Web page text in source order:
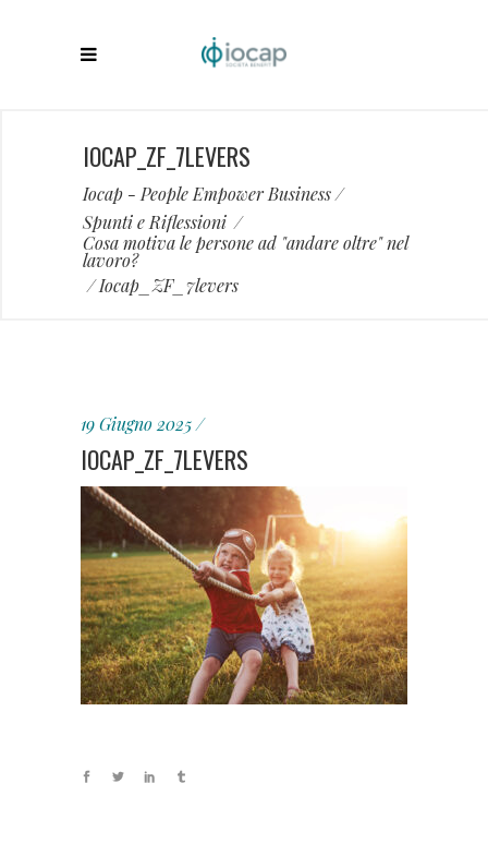
IOCAP_ZF_7LEVERS
Iocap - People Empower Business/
Spunti e Riflessioni /
Cosa motiva le persone ad "andare oltre" nel
lavoro?
/Iocap_ZF_7levers
19 Giugno 2025
IOCAP_ZF_7LEVERS